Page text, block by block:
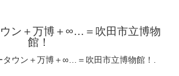
ン＋万博＋∞…＝吹田市立博物
館！
ウン＋万博＋∞…＝吹田市立博物館！.